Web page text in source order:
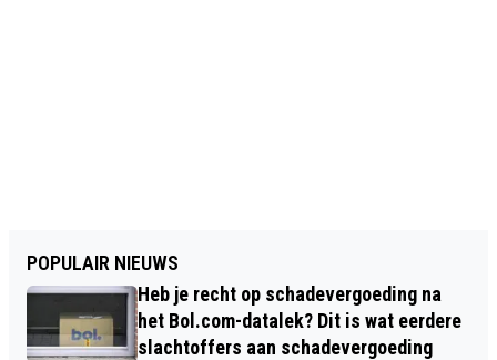
POPULAIR NIEUWS
Heb je recht op schadevergoeding na
het Bol.com-datalek? Dit is wat eerdere
slachtoffers aan schadevergoeding